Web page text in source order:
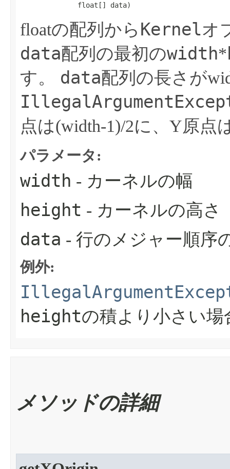
              float[] data)
floatの配列から Kernelオ
data配列の最初のwidth*
す。 data配列の長さが
点は(width-1)/2に、Y原点
パラメータ:
width - カーネルの幅
height - カーネルの高さ
data - 行のメジャー順序
例外:
heightの積より小さい場
メソッドの詳細